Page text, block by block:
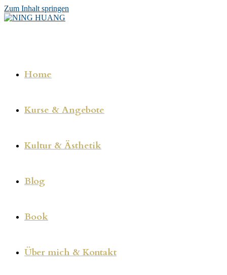
Zum Inhalt springen
Home
Kurse & Angebote
Kultur & Ästhetik
Blog
Book
Über mich & Kontakt